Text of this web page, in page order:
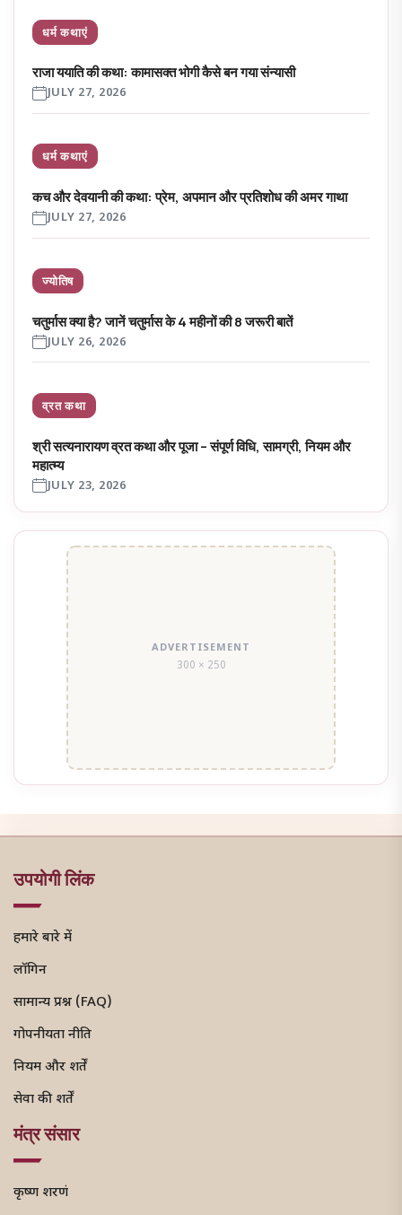
धर्म कथाएं
राजा ययाति की कथा: कामासक्त भोगी कैसे बन गया संन्यासी
JULY 27, 2026
धर्म कथाएं
कच और देवयानी की कथा: प्रेम, अपमान और प्रतिशोध की अमर गाथा
JULY 27, 2026
ज्योतिष
चतुर्मास क्या है? जानें चतुर्मास के 4 महीनों की 8 जरूरी बातें
JULY 26, 2026
व्रत कथा
श्री सत्यनारायण व्रत कथा और पूजा – संपूर्ण विधि, सामग्री, नियम और
महात्म्य
JULY 23, 2026
ADVERTISEMENT
300 × 250
उपयोगी लिंक
हमारे बारे में
लॉगिन
सामान्य प्रश्न (FAQ)
गोपनीयता नीति
नियम और शर्तें
सेवा की शर्तें
मंत्र संसार
कृष्ण शरणं